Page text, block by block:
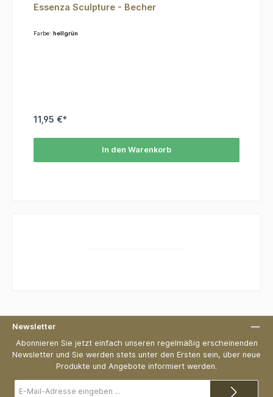
Essenza Sculpture - Becher
Farbe: hellgrün
11,95 €*
In den Warenkorb
Newsletter
Abonnieren Sie jetzt einfach unseren regelmäßig erscheinenden
Newsletter und Sie werden stets unter den Ersten sein, über neue
Produkte und Angebote informiert werden.
Mail-